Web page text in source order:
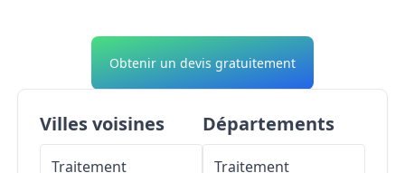
Obtenir un devis gratuitement
Villes voisines
Traitement
Départements
Traitement